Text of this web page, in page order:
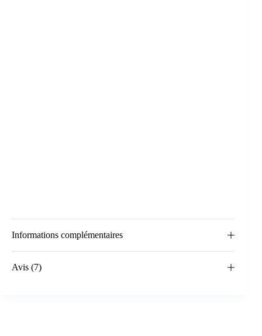
Informations complémentaires
Avis (7)